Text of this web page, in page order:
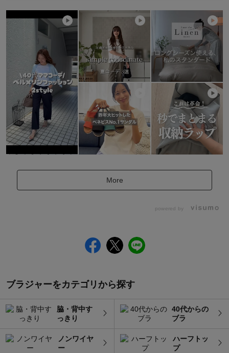
More
powered by
ブラジャーをカテゴリから探す
脇・背中す
っきり
40代からの
ブラ
ノンワイヤ
ー
ハーフトッ
プ